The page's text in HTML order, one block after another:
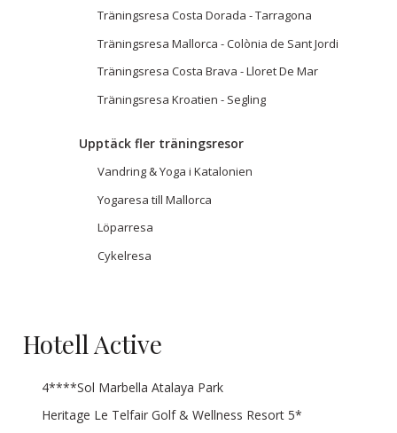
Träningsresa Costa Dorada - Tarragona
Träningsresa Mallorca - Colònia de Sant Jordi
Träningsresa Costa Brava - Lloret De Mar
Träningsresa Kroatien - Segling
Upptäck fler träningsresor
Vandring & Yoga i Katalonien
Yogaresa till Mallorca
Löparresa
Cykelresa
Hotell Active
4****Sol Marbella Atalaya Park
Heritage Le Telfair Golf & Wellness Resort 5*